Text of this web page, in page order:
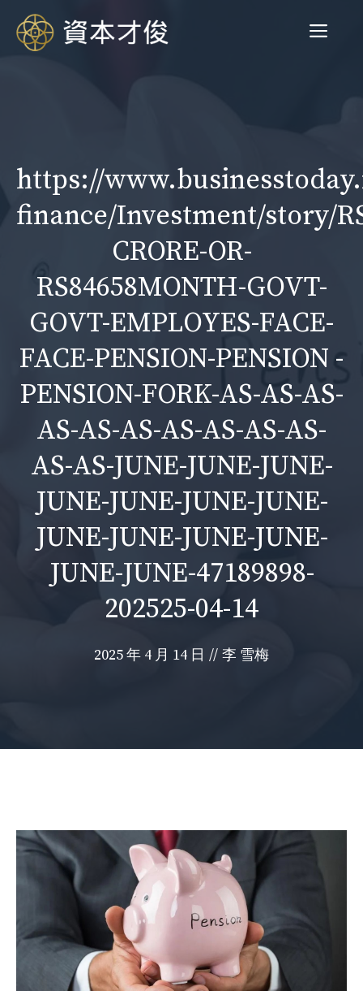
菜
https://
finance/Investment/story/
CRORE-OR-
RS84658MONTH-GOVT-
GOVT-EMPLOYES-FACE-
FACE-PENSION-PENSION -
PENSION-FORK-AS-AS-AS-
AS-AS-AS-AS-AS-AS-AS-
AS-AS-JUNE-JUNE-JUNE-
JUNE-JUNE-JUNE-JUNE-
JUNE-JUNE-JUNE-JUNE-
JUNE-JUNE-47189898-
202525-04-14
2025 年 4 月 14 日 // 李 雪梅